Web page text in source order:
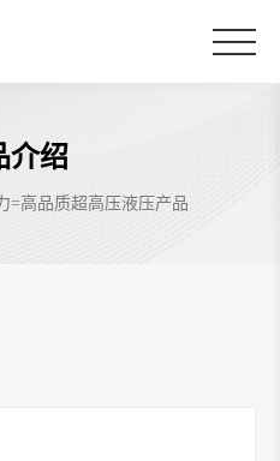
介绍
=高品质超高压液压产品